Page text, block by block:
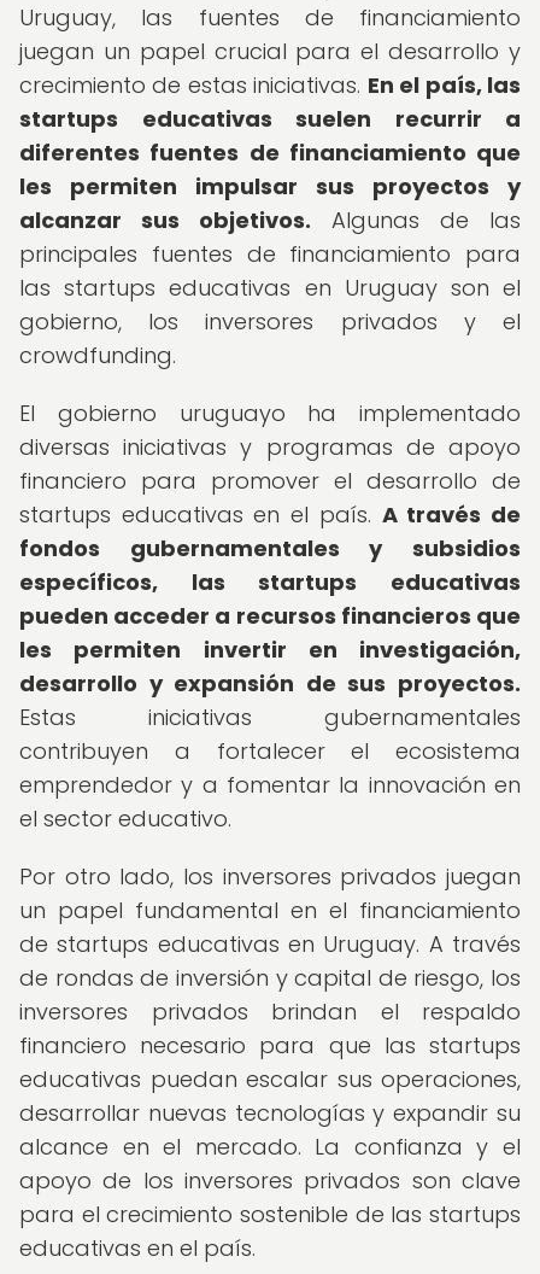
Uruguay, las fuentes de financiamiento
juegan un papel crucial para el desarrollo y
crecimiento de estas iniciativas. En el país, las
startups educativas suelen recurrir a
diferentes fuentes de financiamiento que
les permiten impulsar sus proyectos y
alcanzar sus objetivos. Algunas de las
principales fuentes de financiamiento para
las startups educativas en Uruguay son el
gobierno, los inversores privados y el
crowdfunding.
El gobierno uruguayo ha implementado
diversas iniciativas y programas de apoyo
financiero para promover el desarrollo de
startups educativas en el país. A través de
fondos gubernamentales y subsidios
específicos, las startups educativas
pueden acceder a recursos financieros que
les permiten invertir en investigación,
desarrollo y expansión de sus proyectos.
Estas iniciativas gubernamentales
contribuyen a fortalecer el ecosistema
emprendedor y a fomentar la innovación en
el sector educativo.
Por otro lado, los inversores privados juegan
un papel fundamental en el financiamiento
de startups educativas en Uruguay. A través
de rondas de inversión y capital de riesgo, los
inversores privados brindan el respaldo
financiero necesario para que las startups
educativas puedan escalar sus operaciones,
desarrollar nuevas tecnologías y expandir su
alcance en el mercado. La confianza y el
apoyo de los inversores privados son clave
para el crecimiento sostenible de las startups
educativas en el país.